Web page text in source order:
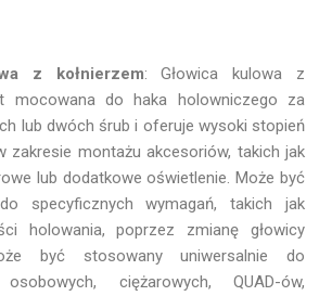
z kołnierzem: Głowica kulowa z
mocowana do haka holowniczego za
lub dwóch śrub i oferuje wysoki stopień
zakresie montażu akcesoriów, takich jak
lub dodatkowe oświetlenie. Może być
specyficznych wymagań, takich jak
holowania, poprzez zmianę głowicy
być stosowany uniwersalnie do
ciężarowych, QUAD-ów,